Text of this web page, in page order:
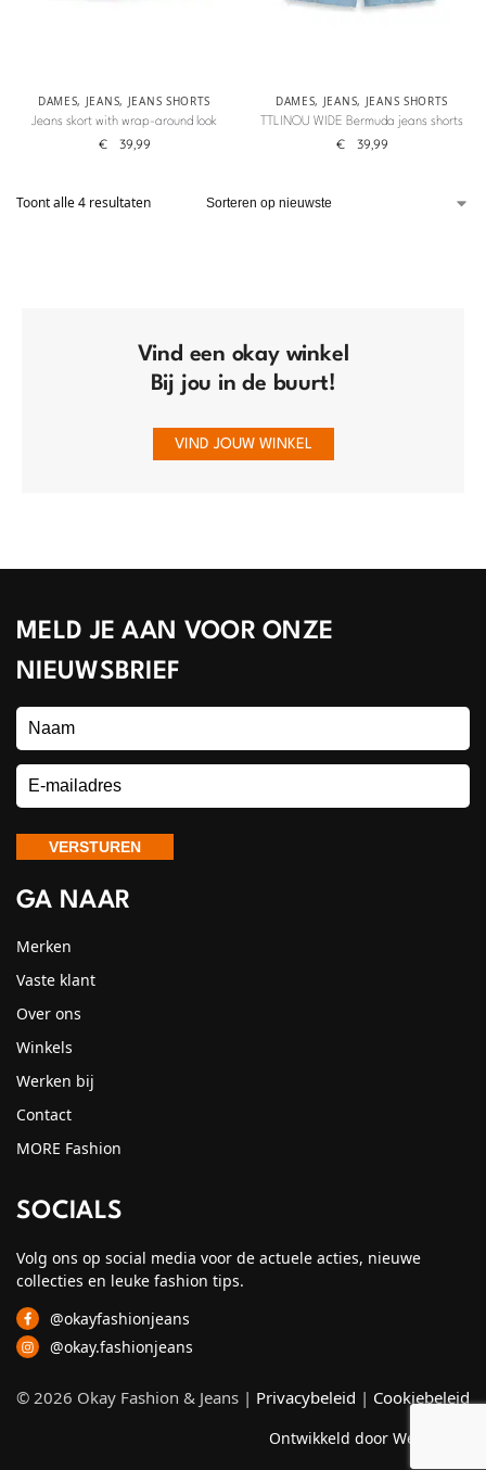
DAMES, JEANS, JEANS SHORTS
Jeans skort with wrap-around look
€ 39,99
DAMES, JEANS, JEANS SHORTS
TTLINOU WIDE Bermuda jeans shorts
€ 39,99
Toont alle 4 resultaten
Vind een okay winkel
Bij jou in de buurt!
VIND JOUW WINKEL
MELD JE AAN VOOR ONZE
NIEUWSBRIEF
GA NAAR
Merken
Vaste klant
Over ons
Winkels
Werken bij
Contact
MORE Fashion
SOCIALS
Volg ons op social media voor de actuele acties, nieuwe
collecties en leuke fashion tips.
@okayfashionjeans
@okay.fashionjeans
© 2026 Okay Fashion & Jeans | Privacybeleid | Cookiebeleid
Ontwikkeld door Webzuiver